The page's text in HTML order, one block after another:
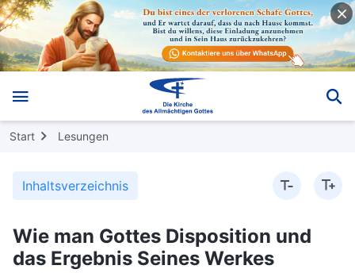
Start Lesungen
Inhaltsverzeichnis
Wie man Gottes Disposition und
das Ergebnis Seines Werkes